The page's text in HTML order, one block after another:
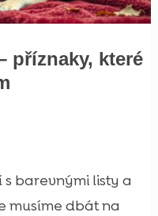
příznaky, které
barevnými listy a
musíme dbát na